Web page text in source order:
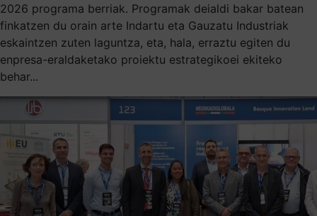
2026 programa berriak. Programak deialdi bakar batean
finkatzen du orain arte Indartu eta Gauzatu Industriak
eskaintzen zuten laguntza, eta, hala, erraztu egiten du
enpresa-eraldaketako proiektu estrategikoei ekiteko
behar...